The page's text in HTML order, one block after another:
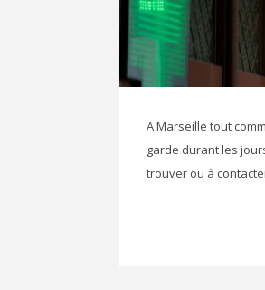
A Marseille tout
garde durant les
trouver ou à